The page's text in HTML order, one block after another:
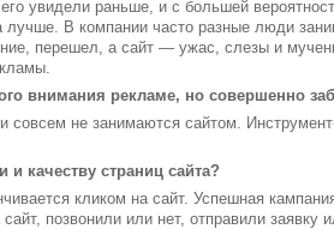
увидели раньше, и с большей
лучше. В компании часто разные люди
перешел, а сайт — ужас, слезы и
внимания рекламе, но совершенно
совсем не занимаются сайтом.
качеству страниц сайта?
кликом на сайт. Успешная
позвонили или нет, отправили заявку